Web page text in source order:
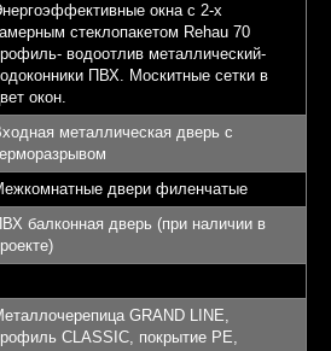
окна с 2-х
стеклопакетом Rehau 70
водоотлив металлический-
ПВХ. Москитные сетки в
окон.
металлическая дверь с
двери филенчатые
балконная дверь (при наличии в
GRAND LINE,
CLASSIC, покрытие PE,